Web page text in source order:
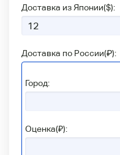
Доставка из Японии($):
Доставка по России(₽):
Город:
Оценка(₽):